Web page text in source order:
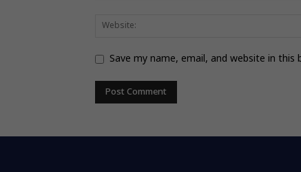
Save my name, email, and website in